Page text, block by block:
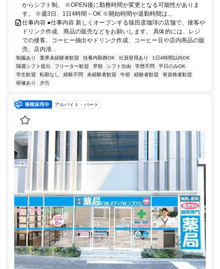
からシフト制。 ※OPEN後に勤務時間が変更となる可能性がありま
す。 ※週3日、1日4時間～OK ※開始時間や退勤時間は...
仕事内容 ●仕事内容 新しくオープンする猿田彦珈琲の店舗で、接客や
ドリンク作成、商品の販売などをお願いします。 具体的には、レジ
での接客、コーヒー抽出やドリンク作成、コーヒー豆や店内商品の販
売、店内清...
制服あり 業界未経験者歓迎 扶養内勤務OK 社員登用あり
1日4時間以内OK
隔週シフト提出
フリーター歓迎 早朝 シフト自由 学歴不問
平日のみOK
学生歓迎
転勤なし 経験不問 未経験者歓迎 午前 経験者歓迎
有資格者歓迎
研修あり
夕方
アルバイト・パート